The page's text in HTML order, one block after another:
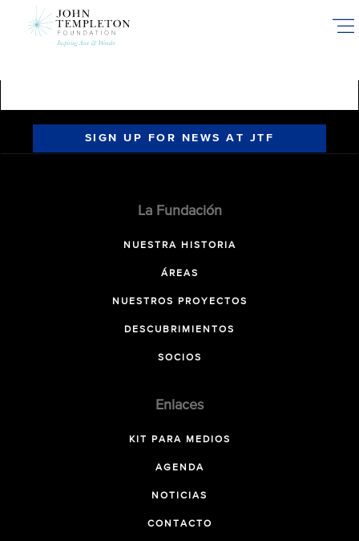
SIGN UP FOR NEWS AT JTF
La Fundación
NUESTRA HISTORIA
ÁREAS
NUESTROS PROYECTOS
DESCUBRIMIENTOS
SOCIOS
Enlaces
KIT PARA MEDIOS
AGENDA
NOTICIAS
CONTACTO